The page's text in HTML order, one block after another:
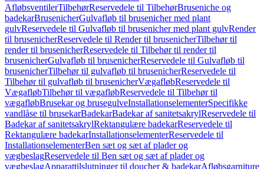
AfløbsventilerTilbehørReservedele til TilbehørBruseniche og
badekarBrusenicherGulvafløb til brusenicher med plant
gulvReservedele til Gulvafløb til brusenicher med plant gulvRender
til brusenicherReservedele til Render til brusenicherTilbehør til
render til brusenicherReservedele til Tilbehør til render til
brusenicherGulvafløb til brusenicherReservedele til Gulvafløb til
brusenicherTilbehør til gulvafløb til brusenicherReservedele til
Tilbehør til gulvafløb til brusenicherVægafløbReservedele til
VægafløbTilbehør til vægafløbReservedele til Tilbehør til
vægafløbBrusekar og brusegulveInstallationselementerSpecifikke
vandlåse til brusekarBadekarBadekar af sanitetsakrylReservedele til
Badekar af sanitetsakrylRektangulære badekarReservedele til
Rektangulære badekarInstallationselementerReservedele til
InstallationselementerBen sæt og sæt af plader og
vægbeslagReservedele til Ben sæt og sæt af plader og
vægbeslagApparattilslutninger til doucher & badekarAfløbsgarniture